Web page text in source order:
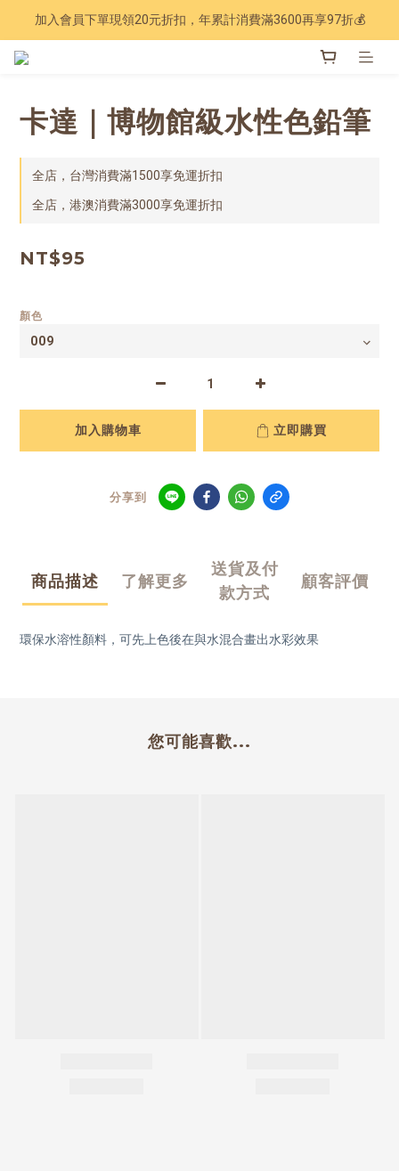
Have a nice trip 🧳 2027手帳季 準備登場
加入會員下單現領20元折扣，年累計消費滿3600再享97折💰
卡達｜博物館級水性色鉛筆
全店，台灣消費滿1500享免運折扣
全店，港澳消費滿3000享免運折扣
NT$95
顏色
加入購物車 立即購買
分享到
商品描述 了解更多
送貨及付
款方式
顧客評價
環保水溶性顏料， 可先上色後在與水混合畫出水彩效果
您可能喜歡...